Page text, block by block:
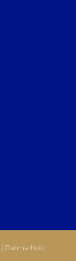
Datenschutz